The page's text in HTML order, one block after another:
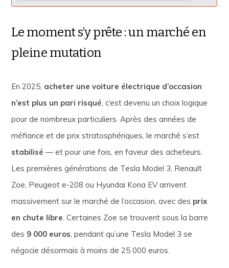
Le moment s’y prête : un marché en
pleine mutation
En 2025, acheter une voiture électrique d’occasion
n’est plus un pari risqué, c’est devenu un choix logique
pour de nombreux particuliers. Après des années de
méfiance et de prix stratosphériques, le marché s’est
stabilisé — et pour une fois, en faveur des acheteurs.
Les premières générations de Tesla Model 3, Renault
Zoe, Peugeot e-208 ou Hyundai Kona EV arrivent
massivement sur le marché de l’occasion, avec des prix
en chute libre. Certaines Zoe se trouvent sous la barre
des 9 000 euros, pendant qu’une Tesla Model 3 se
négocie désormais à moins de 25 000 euros.